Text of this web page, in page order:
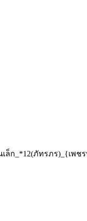
ล็ก_*12(ภัทรภร)_{เพช